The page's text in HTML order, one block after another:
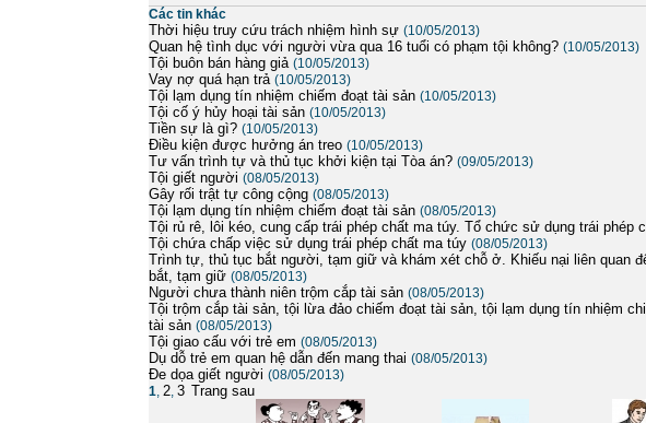
Các tin khác
Thời hiệu truy cứu trách nhiệm hình sự (10/05/2013)
Quan hệ tình dục với người vừa qua 16 tuổi có phạm tội không? (10/05/2013)
Tội buôn bán hàng giả (10/05/2013)
Vay nợ quá hạn trả (10/05/2013)
Tội lạm dụng tín nhiệm chiếm đoạt tài sản (10/05/2013)
Tội cố ý hủy hoại tài sản (10/05/2013)
Tiền sự là gì? (10/05/2013)
Điều kiện được hưởng án treo (10/05/2013)
Tư vấn trình tự và thủ tục khởi kiện tại Tòa án? (09/05/2013)
Tội giết người (08/05/2013)
Gây rối trật tự công cộng (08/05/2013)
Tội lạm dụng tín nhiệm chiếm đoạt tài sản (08/05/2013)
Tội rủ rê, lôi kéo, cung cấp trái phép chất ma túy. Tổ chức sử dụng trái phép
Tội chứa chấp việc sử dụng trái phép chất ma túy (08/05/2013)
Trình tự, thủ tục bắt người, tạm giữ và khám xét chỗ ở. Khiếu nại liên quan
bắt, tạm giữ (08/05/2013)
Người chưa thành niên trộm cắp tài sản (08/05/2013)
Tội trộm cắp tài sản, tội lừa đảo chiếm đoạt tài sản, tội lạm dụng tín nhiệm
tài sản (08/05/2013)
Tội giao cấu với trẻ em (08/05/2013)
Dụ dỗ trẻ em quan hệ dẫn đến mang thai (08/05/2013)
Đe dọa giết người (08/05/2013)
1, 2, 3 Trang sau